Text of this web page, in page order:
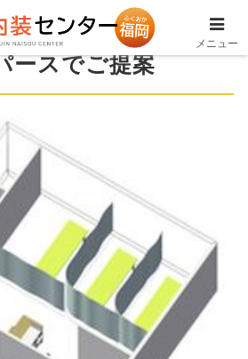
装図面のイメージ
ースでご提案
メニュー